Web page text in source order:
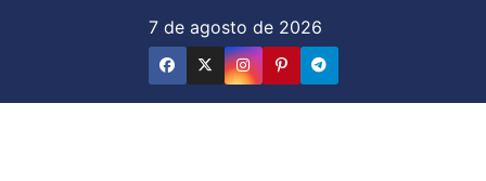
7 de agosto de 2026